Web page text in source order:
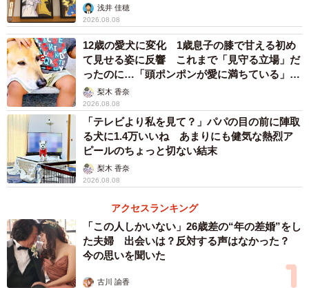
などで泣き顔を撮影した「泣き写真集」に登場してもらう
ほか、まずい棒第10弾「めんたい味」1年分プレゼント（9
人）▽銚子を舞台にした映画「散歩屋ケンちゃん」（主
演：いしだ壱成、監督：寺井広樹）にて泣き顔出演（1人）
▽「赤の他人の証明写真」ガチャに登場できる権利 （1
人）▽銚子電鉄制作のYoutubeドラマに出演 （1人）―との
特典がある。
応募は、6月19日まで。涙活事務局にプロフィールと写真
を送る。1次審査は6月24日に結果発表。
浅井 佳穂
2026.08.08
12歳の愛犬に変化 1歳息子の膝で甘える初め
て見せる姿に反響 これまで「見守る立場」だ
ったのに…「頭ポンポンが愛に満ちている」
「尊…」
梨木 香奈
2026.08.08
「テレビより私を見て？」パパの目の前に陣取
る犬に1.4万いいね あまりにも健気な熱烈ア
ピールのちょっと切ない結末
梨木 香奈
2026.08.08
アクセスランキング
「この人しかいない」26歳差の“年の差婚”をし
た夫婦 出会いは？反対する声はなかった？
今の思いを聞いた
古川 諭香